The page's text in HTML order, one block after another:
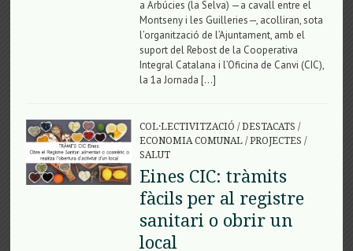
a Arbúcies (la Selva) —a cavall entre el
Montseny i les Guilleries—, acolliran, sota
l’organització de l’Ajuntament, amb el
suport del Rebost de la Cooperativa
Integral Catalana i l’Oficina de Canvi (CIC),
la 1a Jornada […]
COL·LECTIVITZACIÓ /DESTACATS /
ECONOMIA COMUNAL/PROJECTES /
SALUT
Eines CIC: tràmits
fàcils per al registre
sanitari o obrir un
local